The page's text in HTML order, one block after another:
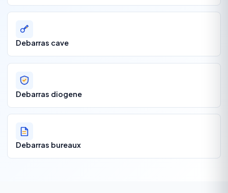
Debarras cave
Debarras diogene
Debarras bureaux